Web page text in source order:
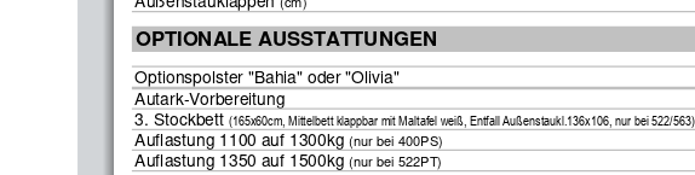
(cm)
OPTIONALE AUSSTATTUNGEN
Optionspolster "Bahia" oder "Olivia"
Autark-Vorbereitung
3. Stockbett (165x60cm, Mittelbett klappbar mit Maltafel weiß, Entfall Außenstaukl.136x106, nur bei 522/563)
Auflastung 1100 auf 1300kg (nur bei 400PS)
Auflastung 1350 auf 1500kg (nur bei 522PT)